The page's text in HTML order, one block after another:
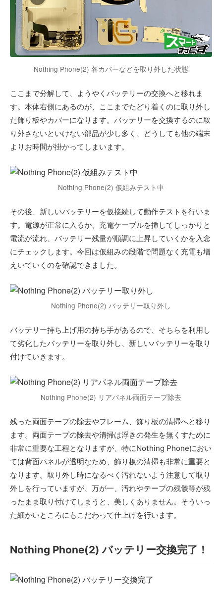
Nothing Phone(2) 各カバーなどを取り外した状態
ここまで分解して、ようやくバッテリーの交換へと移れま
す。本体右側にあるのが、ここまでたどり着くのに取り外し
た飾り板やカバーになります。バッテリーを交換するのに取
り外さないといけない部品が少し多く、どうしても他の端末
よりお時間が掛かってしまいます。
Nothing Phone(2) 仮組みテスト中
その後、新しいバッテリーを仮接続して動作テストを行いま
す。電源が正常に入るか、充電ケーブルを挿してしっかりと
電流が流れ、バッテリー残量が順調に上昇していくかを入念
にチェックします。今回は仮組みの段階で問題なく充電も増
えいていくのを確認できました。
Nothing Phone(2) バッテリー取り外し
バッテリー持ち上げ用の持ち手があるので、そちらを利用し
て劣化したバッテリーを取り外し、新しいバッテリーを取り
付けていきます。
Nothing Phone(2) リアパネル両面テープ除去
残った両面テープの除去やフレーム、飾り板の清掃へと移り
ます。両面テープの除去や清掃は浮きの発生を無くすために
非常に重要な工程となりますが、特にNothing Phoneにおい
ては背面パネルが透明なため、飾り板の清掃も非常に重要と
なります。取り外し時になるべく汚れないよう注意して取り
外しを行っていますが、万が一、汚れやテープの残骸等が残
ったまま取り付けてしまうと、美しくありません。そういっ
た細かいところにもこだわって仕上げを行います。
Nothing Phone(2) バッテリー交換完了！